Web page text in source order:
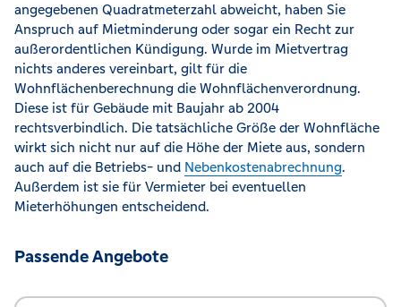
angegebenen Quadratmeterzahl abweicht, haben Sie
Anspruch auf Mietminderung oder sogar ein Recht zur
außerordentlichen Kündigung. Wurde im Mietvertrag
nichts anderes vereinbart, gilt für die
Wohnflächenberechnung die Wohnflächenverordnung.
Diese ist für Gebäude mit Baujahr ab 2004
rechtsverbindlich. Die tatsächliche Größe der Wohnfläche
wirkt sich nicht nur auf die Höhe der Miete aus, sondern
auch auf die Betriebs- und Nebenkostenabrechnung.
Außerdem ist sie für Vermieter bei eventuellen
Mieterhöhungen entscheidend.
Passende Angebote